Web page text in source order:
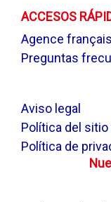
ACCESOS
Agence
Preguntas
Aviso legal
Política del sitio
Política de